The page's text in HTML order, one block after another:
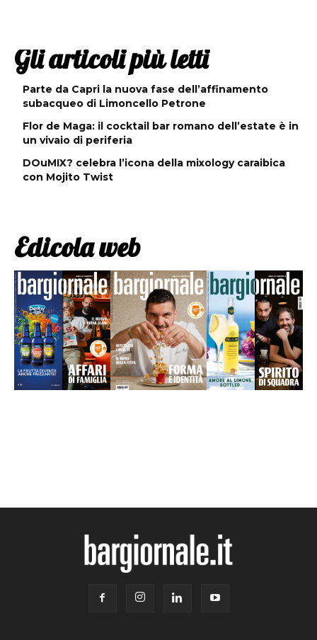
Gli articoli più letti
Parte da Capri la nuova fase dell’affinamento
subacqueo di Limoncello Petrone
Flor de Maga: il cocktail bar romano dell’estate è in
un vivaio di periferia
DOuMIX? celebra l’icona della mixology caraibica
con Mojito Twist
Edicola web